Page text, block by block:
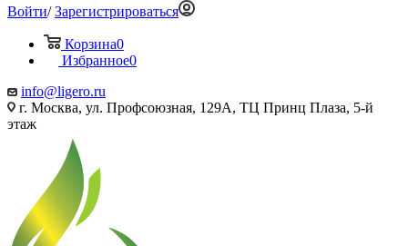
Войти/Зарегистрироваться
Корзина0
Избранное0
info@ligero.ru
г. Москва, ул. Профсоюзная, 129А, ТЦ Принц Плаза, 5-й
этаж